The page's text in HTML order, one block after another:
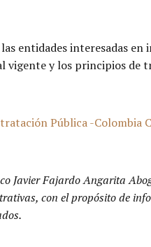
entidades interesadas
vigente y los principios
Pública -Colombia
Javier Fajardo Angarita
con el propósito de